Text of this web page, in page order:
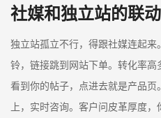
社媒和独立站的联
独立站孤立不行，得跟社媒连起
铃，链接跳到网站下单。转化率高
看到你的帖子，点进去就是产品
上，实时咨询。客户问皮革厚度